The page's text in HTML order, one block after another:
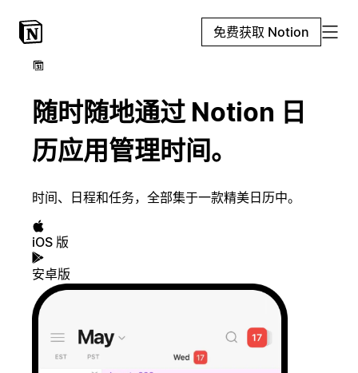
免费获取 Notion
随时随地通过 Notion 日
历应用管理时间。
时间、日程和任务，全部集于一款精美日历中。
iOS 版
安卓版